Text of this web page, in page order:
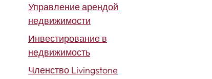
Управление арендой
недвижимости
Инвестирование в
недвижимость
Членство Livingstone